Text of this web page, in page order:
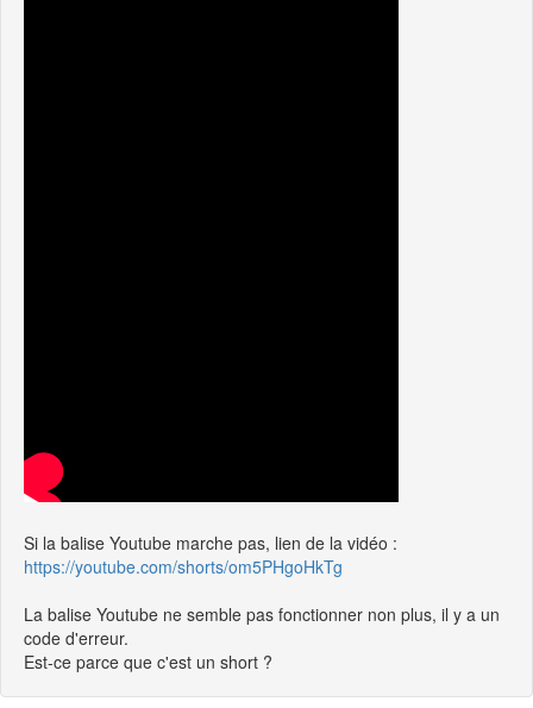
Si la balise Youtube marche pas, lien de la vidéo :
https://youtube.com/shorts/om5PHgoHkTg
La balise Youtube ne semble pas fonctionner non plus, il y a un
code d'erreur.
Est-ce parce que c'est un short ?